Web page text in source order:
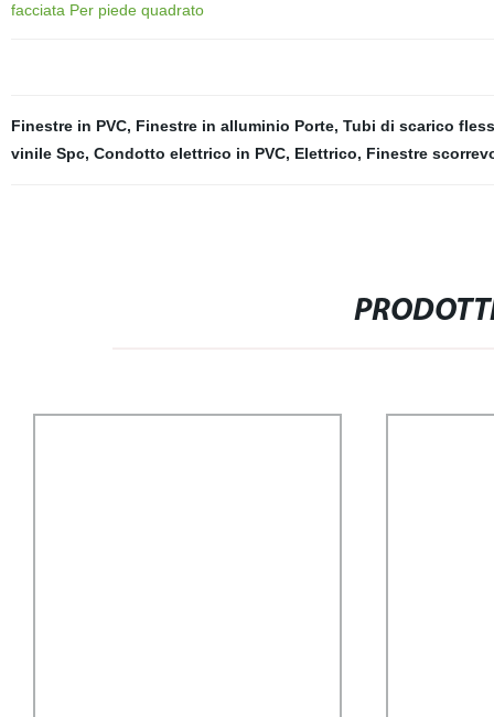
facciata Per piede quadrato
Finestre in PVC, Finestre in alluminio Porte, Tubi di scarico
vinile Spc, Condotto elettrico in PVC, Elettrico, Finestre